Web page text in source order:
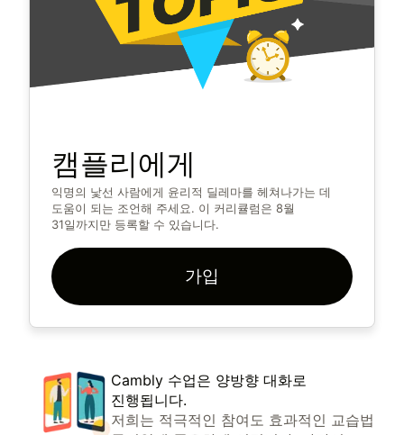
캠플리에게
익명의 낯선 사람에게 윤리적 딜레마를 헤쳐나가는 데
도움이 되는 조언해 주세요. 이 커리큘럼은 8월
31일까지만 등록할 수 있습니다.
가입
Cambly 수업은 양방향 대화로
진행됩니다.
저희는 적극적인 참여도 효과적인 교습법